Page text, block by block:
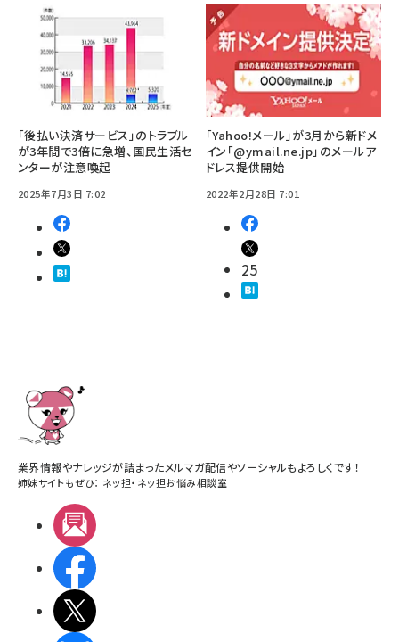
「後払い決済サービス」のトラブル
が3年間で3倍に急増、国民生活セ
ンターが注意喚起
2025年7月3日 7:02
「Yahoo!メール」が3月から新ドメ
イン「@ymail.ne.jp」のメールア
ドレス提供開始
2022年2月28日 7:01
25
業界情報やナレッジが詰まったメルマガ配信やソーシャルもよろしくです！
姉妹サイトもぜひ： ネッ担・ ネッ担お悩み相談室